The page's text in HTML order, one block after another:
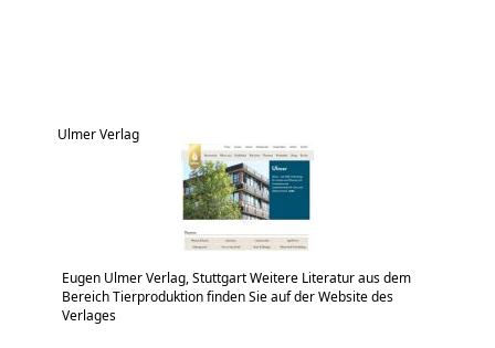
Ulmer Verlag
Eugen Ulmer Verlag, Stuttgart Weitere Literatur aus dem
Bereich Tierproduktion finden Sie auf der Website des
Verlages